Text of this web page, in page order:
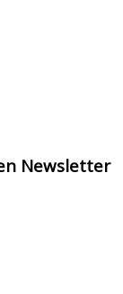
Newsletter